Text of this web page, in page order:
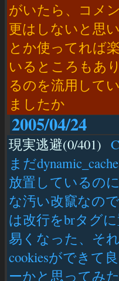
がいたら、コメ
更はしないと思
とか使ってれば
いるところもあ
るのを流用して
ましたか
2005/04/24
現実逃避(0/401)
まだ
放置しているの
な汚い改竄なの
は改行をbrタグ
易くなった、そ
cookiesができて
ーかと思ってみ